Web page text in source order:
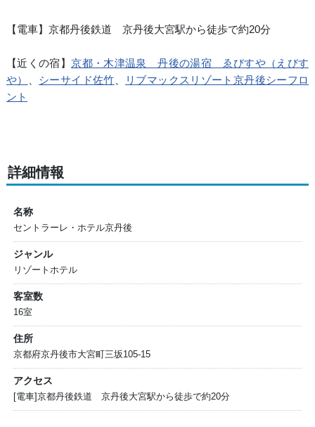
【電車】京都丹後鉄道 京丹後大宮駅から徒歩で約20分
【近くの宿】京都・木津温泉 丹後の湯宿 ゑびすや（えびす
や）
シーサイド佐竹
リブマックスリゾート京丹後シーフロ
ント
詳細情報
名称
セントラーレ・ホテル京丹後
ジャンル
リゾートホテル
客室数
16室
住所
京都府京丹後市大宮町三坂105-15
アクセス
[電車]京都丹後鉄道 京丹後大宮駅から徒歩で約20分